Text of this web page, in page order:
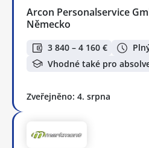
Arcon Personalservice
Německo
3 840 – 4 160 €
Vhodné také pro
Zveřejněno: 4. srpna